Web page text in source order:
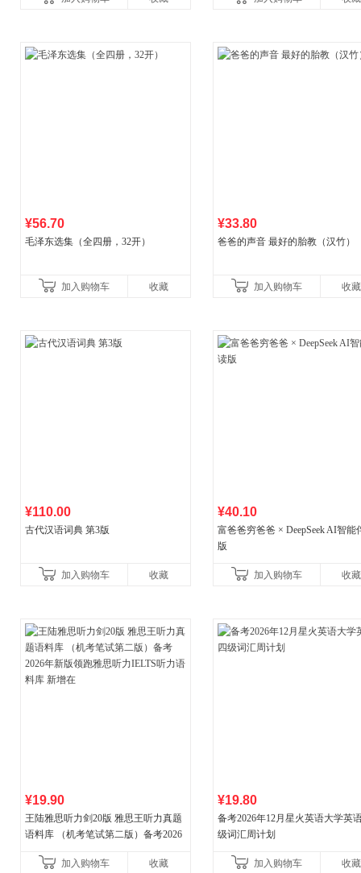
¥56.70
毛泽东选集（全四册，32开）
加入购物车 收藏
¥33.80
爸爸的声音 最好的胎教（汉竹）
加入购物车 收藏
¥110.00
古代汉语词典 第3版
加入购物车 收藏
¥40.10
富爸爸穷爸爸 × DeepSeek AI智能
版
加入购物车 收藏
¥19.90
王陆雅思听力剑20版 雅思王听力真题
语料库 （机考笔试第二版）备考2026
新增在
加入购物车 收藏
¥19.80
备考2026年12月星火英语大学英
级词汇周计划
加入购物车 收藏